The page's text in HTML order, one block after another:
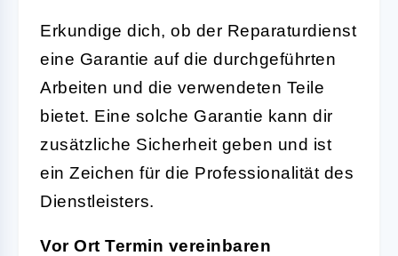
Erkundige dich, ob der Reparaturdienst
eine Garantie auf die durchgeführten
Arbeiten und die verwendeten Teile
bietet. Eine solche Garantie kann dir
zusätzliche Sicherheit geben und ist
ein Zeichen für die Professionalität des
Dienstleisters.
Vor Ort Termin vereinbaren